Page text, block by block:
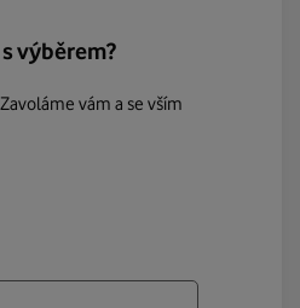
výběrem?
vám a se vším